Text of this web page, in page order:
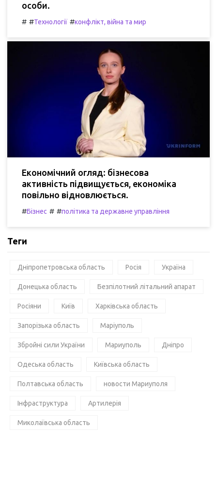
особи.
# #Технології #конфлікт, війна та мир
Економічний огляд: бізнесова
активність підвищується, економіка
повільно відновлюється.
#Бізнес # #політика та державне управління
Теги
Дніпропетровська область Росія Україна
Донецька область Безпілотний літальний апарат
Росіяни Київ Харківська область
Запорізька область Маріуполь
Збройні сили України Мариуполь Дніпро
Одеська область Київська область
Полтавська область новости Мариуполя
Інфраструктура Артилерія
Миколаївська область